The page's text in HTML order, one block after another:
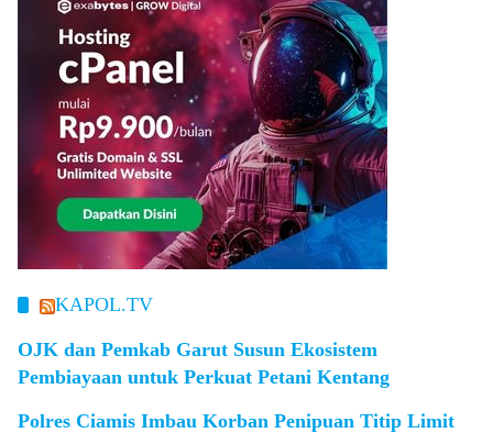
KAPOL.TV
OJK dan Pemkab Garut Susun Ekosistem
Pembiayaan untuk Perkuat Petani Kentang
Polres Ciamis Imbau Korban Penipuan Titip Limit